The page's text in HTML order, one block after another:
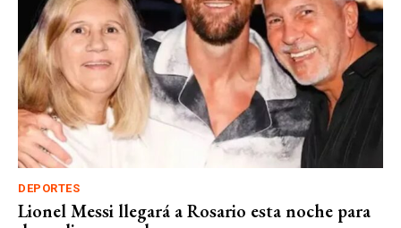
DEPORTES
Lionel Messi llegará a Rosario esta noche para